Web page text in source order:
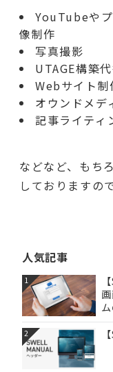
YouTubeや
像制作
写真撮影
UTAGE構築
Webサイト制
オウンドメデ
記事ライティ
などなど、もち
しておりますの
人気記事
1
2